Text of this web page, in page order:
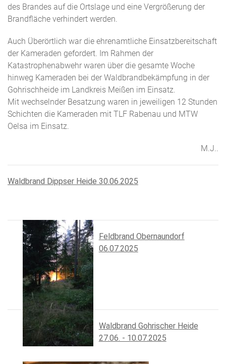
des Brandes auf die Ortslage und eine Vergrößerung der
Brandfläche verhindert werden.
Auch Überörtlich war die ehrenamtliche Einsatzbereitschaft
der Kameraden gefordert. Im Rahmen der
Katastrophenabwehr waren über die gesamte Woche
hinweg Kameraden bei der Waldbrandbekämpfung in der
Gohrischheide im Landkreis Meißen im Einsatz.
Mit wechselnder Besatzung waren in jeweiligen 12 Stunden
Schichten die Kameraden mit TLF Rabenau und MTW
Oelsa im Einsatz.
M.J..
Waldbrand Dippser Heide 30.06.2025
Feldbrand Obernaundorf
06.07.2025
Waldbrand Gohrischer Heide
27.06. - 10.07.2025